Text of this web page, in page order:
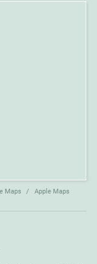
Maps Apple Maps